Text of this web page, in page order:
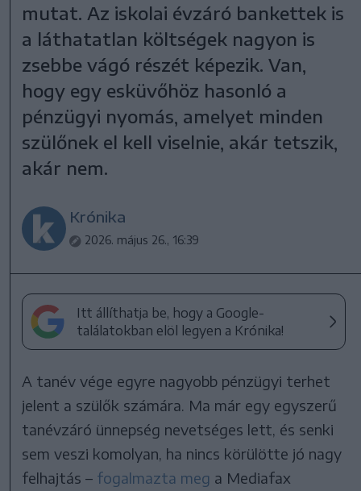
mutat. Az iskolai évzáró bankettek is
a láthatatlan költségek nagyon is
zsebbe vágó részét képezik. Van,
hogy egy esküvőhöz hasonló a
pénzügyi nyomás, amelyet minden
szülőnek el kell viselnie, akár tetszik,
akár nem.
Krónika
2026. május 26., 16:39
Itt állíthatja be, hogy a Google-
találatokban elöl legyen a Krónika!
A tanév vége egyre nagyobb pénzügyi terhet
jelent a szülők számára. Ma már egy egyszerű
tanévzáró ünnepség nevetséges lett, és senki
sem veszi komolyan, ha nincs körülötte jó nagy
felhajtás – fogalmazta meg a Mediafax